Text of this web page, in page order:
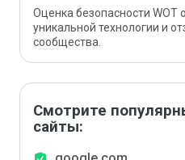
Оценка безопасности WOT
уникальной технологии и
сообщества.
Смотрите
сайты: